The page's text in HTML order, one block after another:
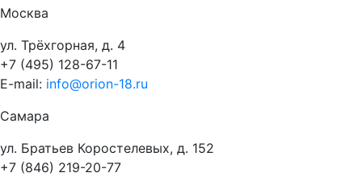
Москва
ул. Трёхгорная, д. 4
+7 (495) 128-67-11
E-mail: info@orion-18.ru
Самара
ул. Братьев Коростелевых, д. 152
+7 (846) 219-20-77